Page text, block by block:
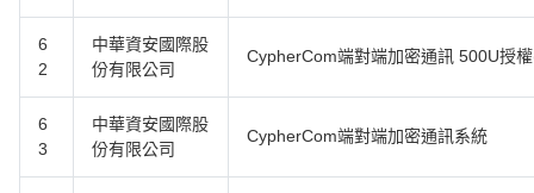
6
2
中華資安國際股
份有限公司
CypherCom端對端加密通訊 500U授
6
3
中華資安國際股
份有限公司
CypherCom端對端加密通訊系統